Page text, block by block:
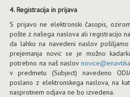
4. Registracija in prijava
S prijavo ne elektronski časopis,
pošte z našega naslova ali registracijo
da lahko na navedeni naslov
prejemanja novic se je možno
potrebno na naš naslov
v predmetu (Subject) navedeno
poslano z elektronskega naslova, na
nasprotnem odjava ne bo izvedena.